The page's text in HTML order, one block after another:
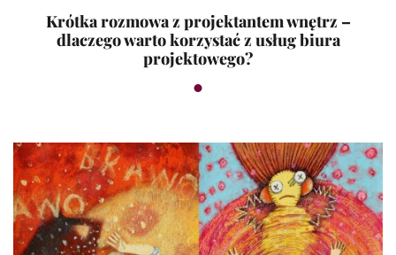
Krótka rozmowa z projektantem wnętrz –
dlaczego warto korzystać z usług biura
projektowego?